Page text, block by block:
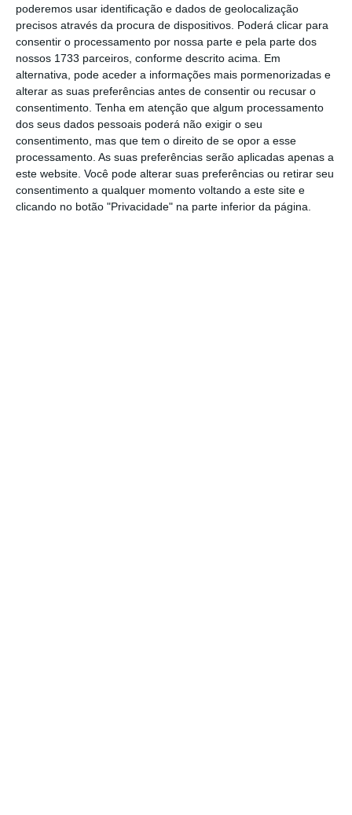
poderemos usar identificação e dados de geolocalização
precisos através da procura de dispositivos. Poderá clicar para
consentir o processamento por nossa parte e pela parte dos
nossos 1733 parceiros, conforme descrito acima. Em
alternativa, pode aceder a informações mais pormenorizadas e
alterar as suas preferências antes de consentir ou recusar o
consentimento. Tenha em atenção que algum processamento
dos seus dados pessoais poderá não exigir o seu
consentimento, mas que tem o direito de se opor a esse
processamento. As suas preferências serão aplicadas apenas a
este website. Você pode alterar suas preferências ou retirar seu
consentimento a qualquer momento voltando a este site e
clicando no botão "Privacidade" na parte inferior da página.
O CEO do Novo Banco, António Ramalho,
concordo com opedido do Parlamento para
ter acesso ao contrato de venda da
instituição financeirapor questões de
transparência. O pedido foi feito na mesma
altura em que o primeiro-ministro garantiu
que, se houver má gestão, o Novo Banco terá
de devolver o dinheiro injeto pelo Fundo de
Resolução.“Todos os contratos têm cláusulas